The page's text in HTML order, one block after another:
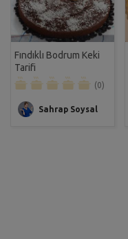
Fındıklı Bodrum Keki
Tarifi
(0)
Sahrap Soysal